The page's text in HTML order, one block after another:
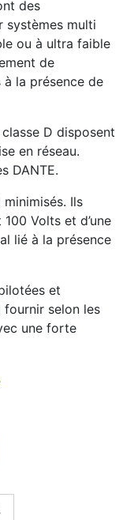
des
systèmes multi
ou à ultra faible
de
la présence de
D disposent
en réseau.
DANTE.
Ils
Volts et d’une
lié à la présence
et
fournir selon les
une forte